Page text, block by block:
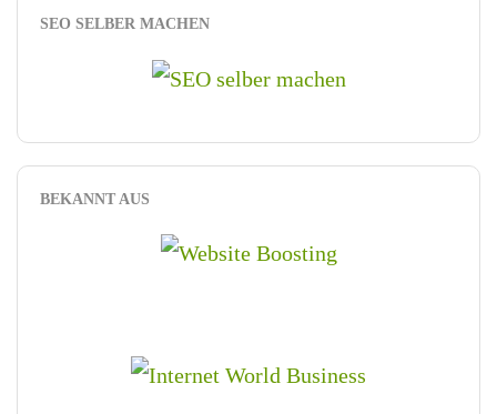
SEO SELBER MACHEN
BEKANNT AUS